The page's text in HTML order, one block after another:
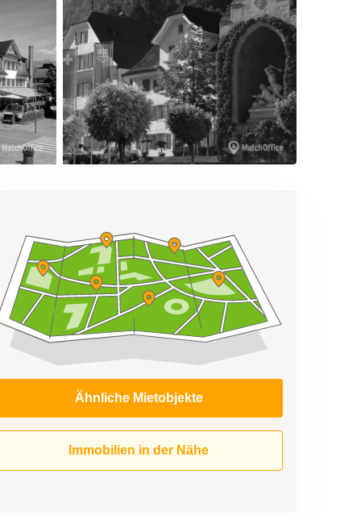
Ähnliche Mietobjekte
Immobilien in der Nähe